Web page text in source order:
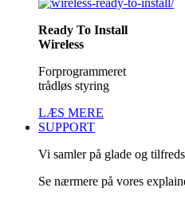
Ready To Install
Wireless
Forprogrammeret
trådløs styring
LÆS MERE
SUPPORT
Vi samler på glade og
Se nærmere på vores